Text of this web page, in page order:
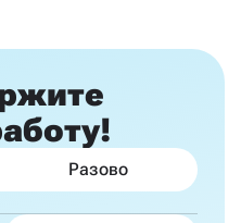
Разово